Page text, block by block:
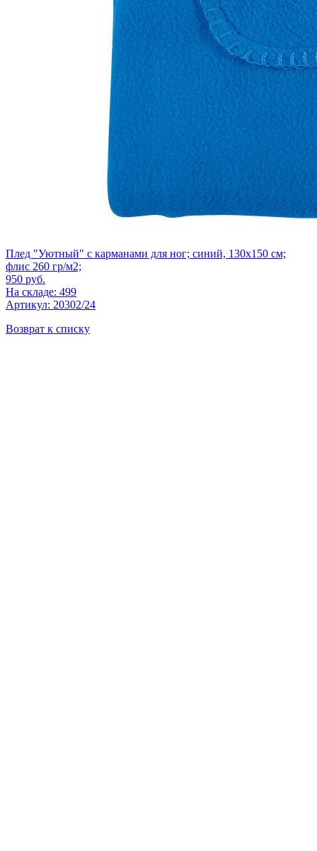
Плед "Уютный" с карманами для ног; синий, 130x150 см;
флис 260 гр/м2;
950 руб.
На складе: 499
Артикул: 20302/24
Возврат к списку